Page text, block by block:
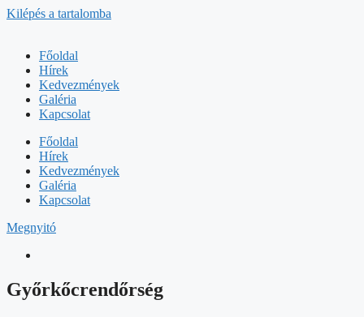
Kilépés a tartalomba
Főoldal
Hírek
Kedvezmények
Galéria
Kapcsolat
Főoldal
Hírek
Kedvezmények
Galéria
Kapcsolat
Megnyitó
Győrkőcrendőrség